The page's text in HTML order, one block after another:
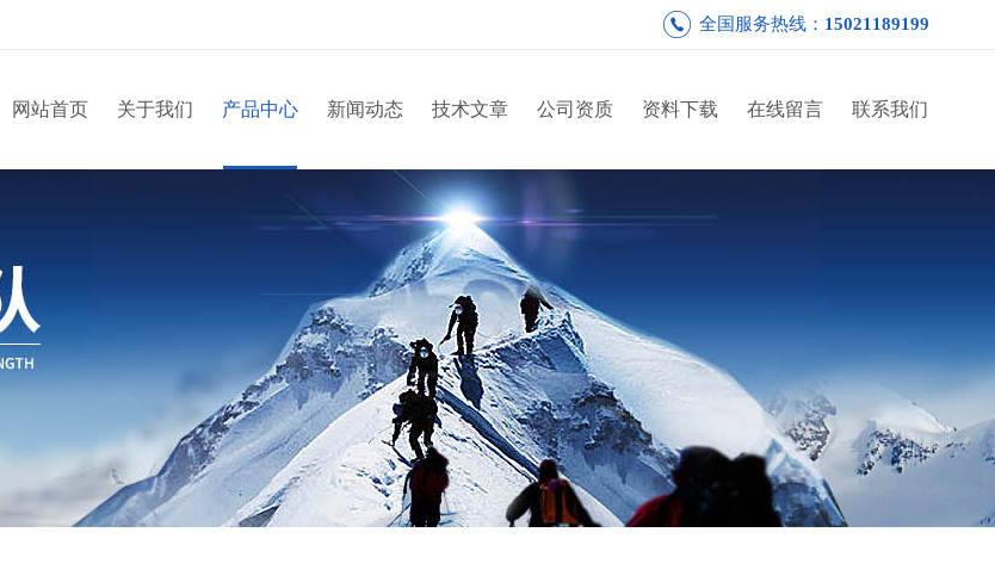
全国服务热线： 15021189199
网站首页 关于我们 产品中心 新闻动态 技术文章 公司资质 资料下载 在线留言 联系我们